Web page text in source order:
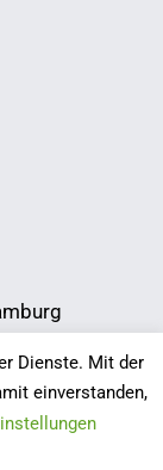
Dienste. Mit der
einverstanden,